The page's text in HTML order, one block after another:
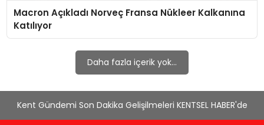
Macron Açıkladı Norveç Fransa Nükleer Kalkanına
Katılıyor
Daha fazla içerik yok...
Kent Gündemi Son Dakika Gelişilmeleri KENTSEL HABER'de